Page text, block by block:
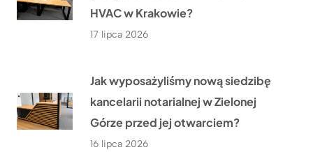
HVAC w Krakowie?
17 lipca 2026
Jak wyposażyliśmy nową siedzibę
kancelarii notarialnej w Zielonej
Górze przed jej otwarciem?
16 lipca 2026